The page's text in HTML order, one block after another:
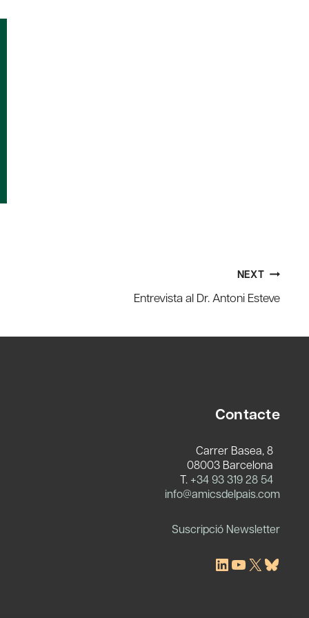
NEXT
Entrevista al Dr. Antoni Esteve
Contacte
Carrer Basea, 8
08003 Barcelona
T. +34 93 319 28 54
info@amicsdelpais.com
Suscripció Newsletter
LinkedIn
YouTube
X